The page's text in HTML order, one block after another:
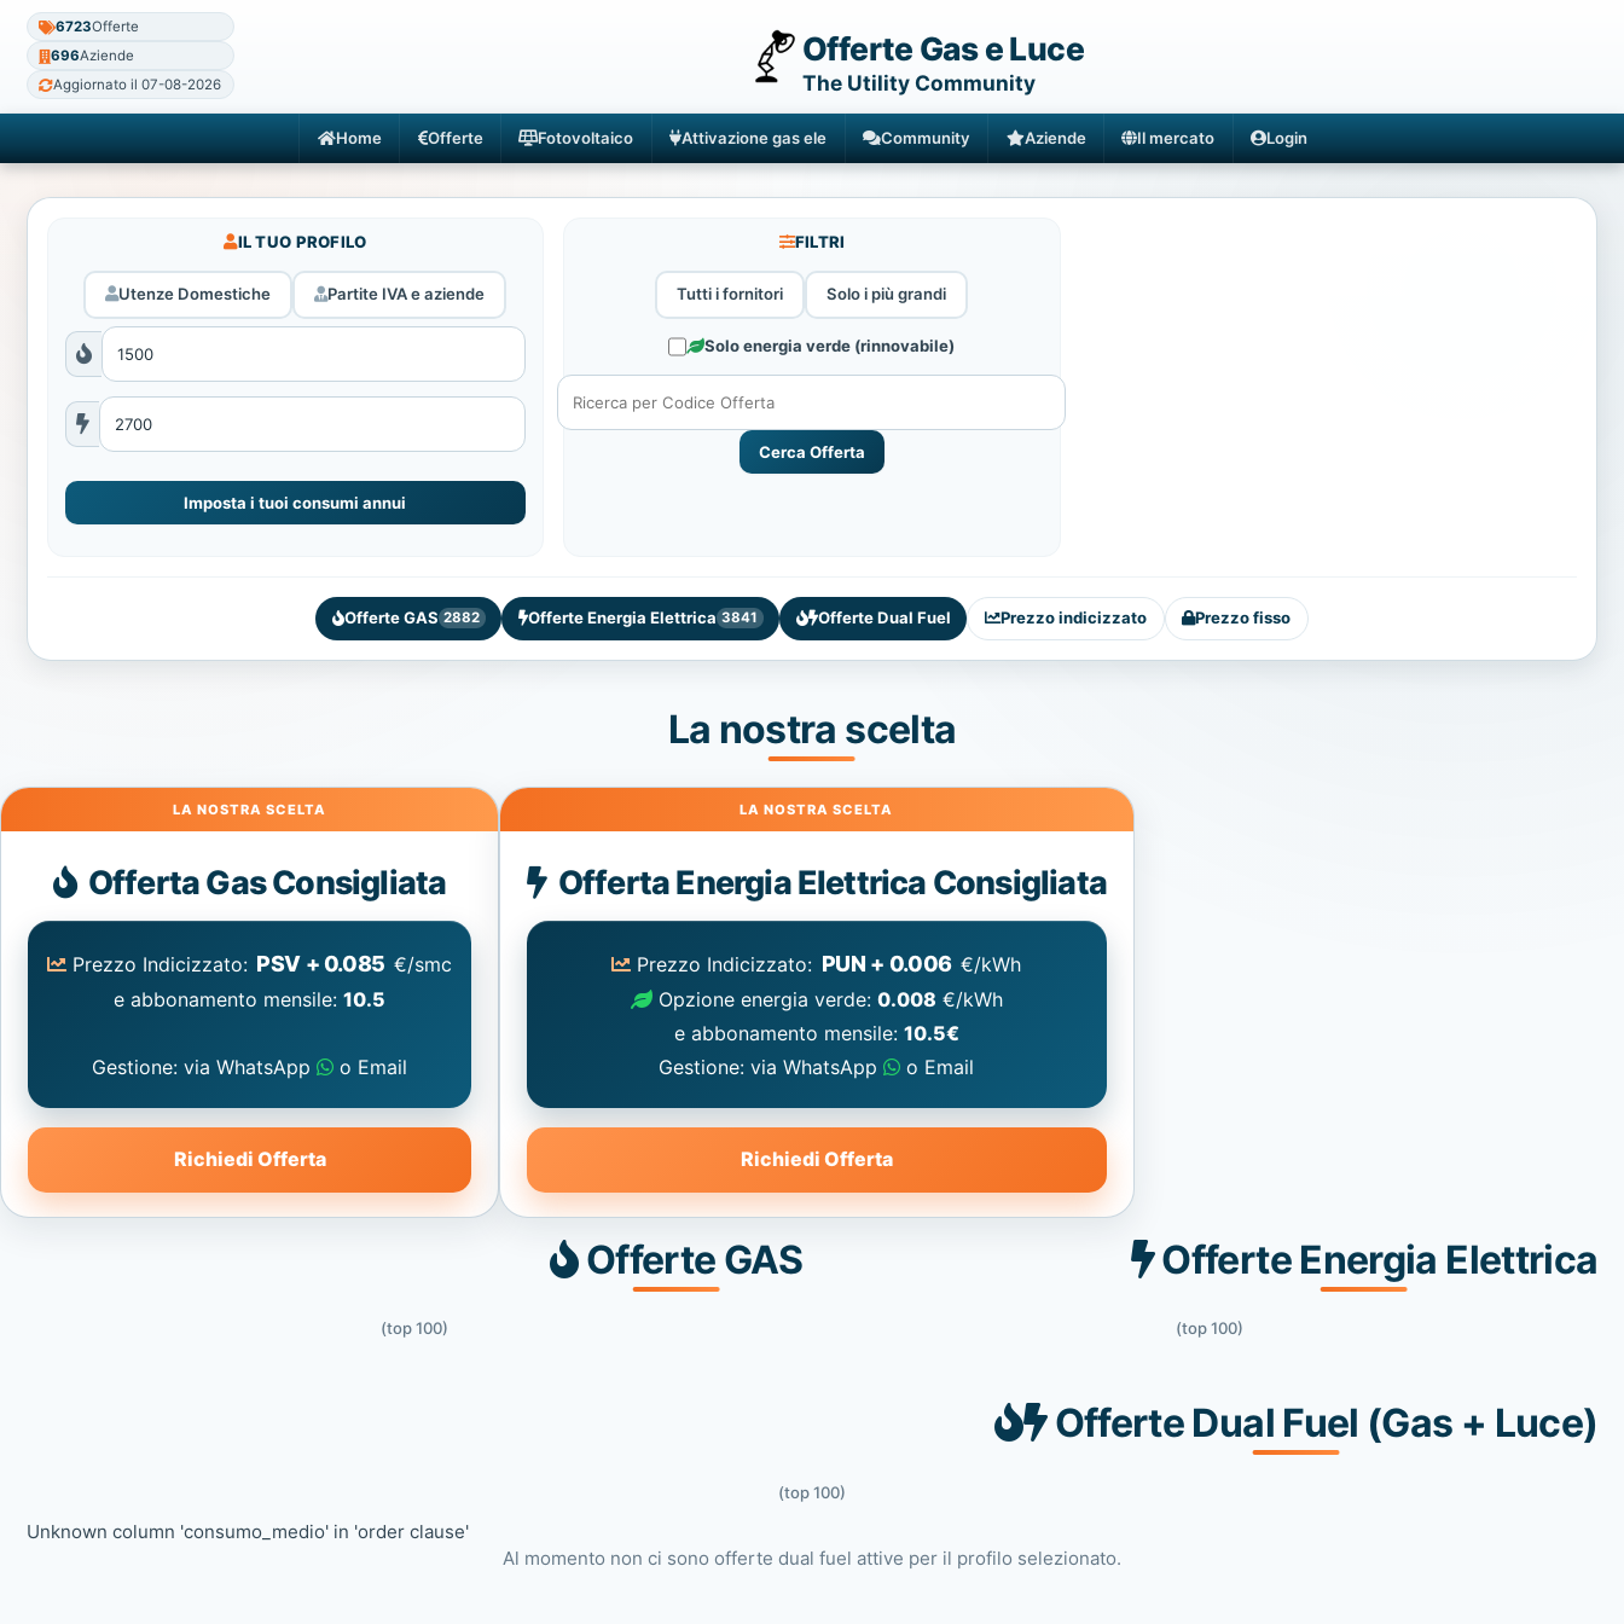
6723Offerte
696Aziende
Aggiornato il 07-08-2026
Offerte Gas e Luce
The Utility Community
Home Offerte Fotovoltaico Attivazione gas ele Community Aziende Il mercato Login
IL TUO PROFILO
Utenze Domestiche Partite IVA e aziende
Imposta i tuoi consumi annui
FILTRI
Tutti i fornitori Solo i più grandi
Solo energia verde (rinnovabile)
Cerca Offerta
Offerte GAS 2882 Offerte Energia Elettrica 3841 Offerte Dual Fuel Prezzo indicizzato Prezzo fisso
La nostra scelta
Gas
Offerta Gas Consigliata
Prezzo Indicizzato: PSV + 0.085 €/smc
e abbonamento mensile:10.5
Gestione: via WhatsApp o Email
Richiedi Offerta
Energia
Elettrica
consigliata
Offerta Energia Elettrica Consigliata
Prezzo Indicizzato: PUN + 0.006 €/kWh
Opzione energia verde: 0.008 €/kWh
e abbonamento mensile: 10.5€
Gestione: via WhatsApp
o Email
Richiedi Offerta
Offerte GAS
(top 100)
Offerte Energia Elettrica
(top 100)
Offerte Dual Fuel (Gas + Luce)
(top 100)
Unknown column 'consumo_medio' in 'order clause'
Al momento non ci sono offerte dual fuel attive per il profilo selezionato.